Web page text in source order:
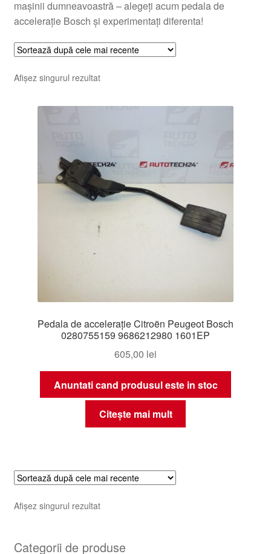
mașinii dumneavoastră – alegeți acum pedala de
accelerație Bosch și experimentați diferenta!
Afișez singurul rezultat
Pedala de accelerație Citroën Peugeot Bosch
0280755159 9686212980 1601EP
605,00 lei
Anuntati cand produsul este in stoc
Citește mai mult
Afișez singurul rezultat
Categorii de produse